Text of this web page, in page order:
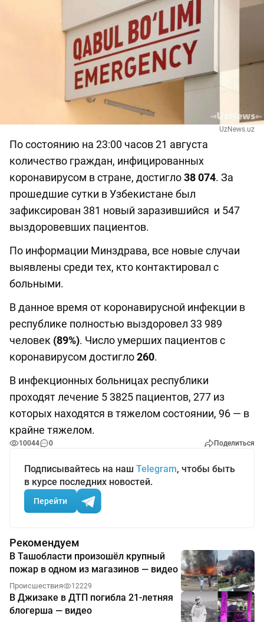
UzNews.uz
По состоянию на 23:00 часов 21 августа
количество граждан, инфицированных
коронавирусом в стране, достигло38 074. За
прошедшие сутки в Узбекистане был
зафиксирован 381 новый заразившийся и 547
выздоровевших пациентов.
По информации Минздрава, все новые случаи
выявлены среди тех, кто контактировал с
больными.
В данное время от коронавирусной инфекции в
республике полностью выздоровел 33 989
человек (89%). Число умерших пациентов с
коронавирусом достигло260.
В инфекционных больницах республики
проходят лечение 5 3825 пациентов, 277 из
которых находятся в тяжелом состоянии, 96 — в
крайне тяжелом.
10044 0 Поделиться
Подписывайтесь на наш Telegram, чтобы быть
в курсе последних новостей.
Перейти
Рекомендуем
В Ташобласти произошёл крупный
пожар в одном из магазинов — видео
Происшествия 12229
В Джизаке в ДТП погибла 21-летняя
блогерша — видео